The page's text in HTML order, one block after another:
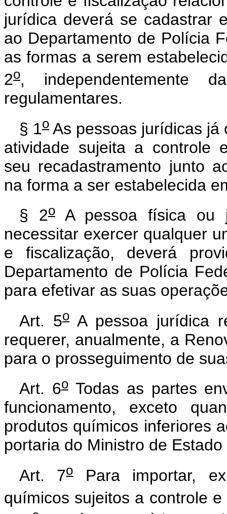
jurídica deverá se cadastrar
ao Departamento de Polícia
as formas a serem
2o, independentemente
regulamentares.
§ 1o As pessoas jurídicas já
atividade sujeita a controle
seu recadastramento junto
na forma a ser estabelecida
§ 2oA pessoa física ou
necessitar exercer qualquer
e fiscalização, deverá
Departamento de Polícia
para efetivar as suas
Art. 5oA pessoa jurídica
requerer, anualmente, a
para o prosseguimento de
Art. 6oTodas as partes
funcionamento, exceto
produtos químicos inferiores
portaria do Ministro de
Art. 7oPara importar,
químicos sujeitos a controle